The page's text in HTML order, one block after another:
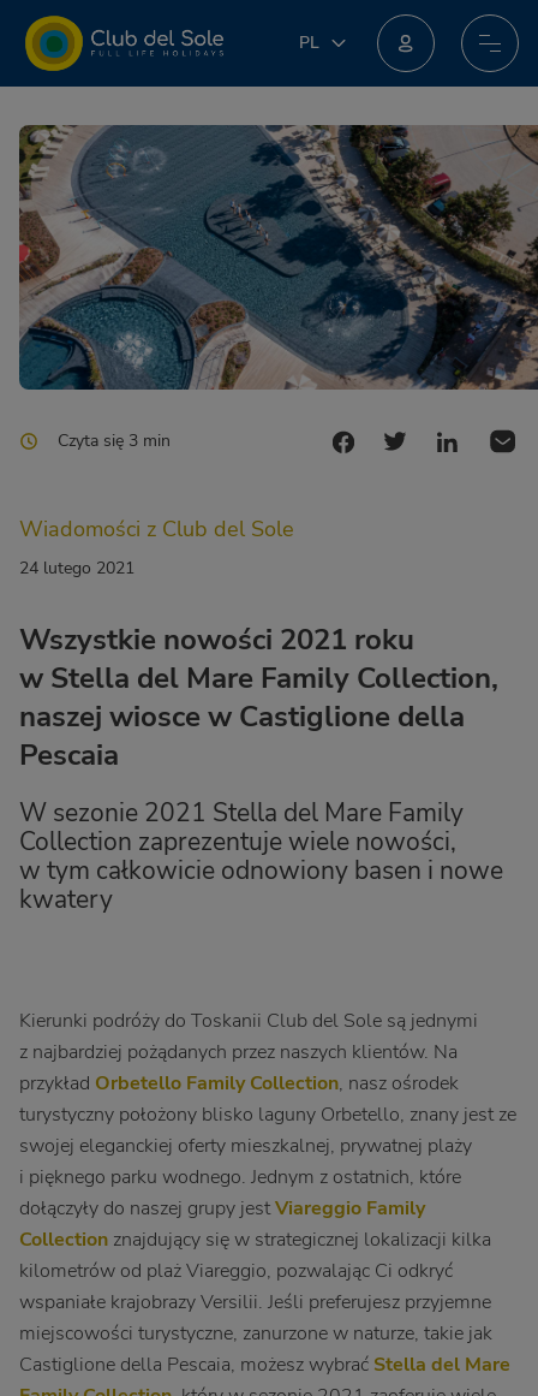
PL
DE
FR
NL
Czyta się 3 min
Wiadomości z Club del Sole
24 lutego 2021
Wszystkie nowości 2021 roku
w Stella del Mare Family Collection,
naszej wiosce w Castiglione della
Pescaia
W sezonie 2021 Stella del Mare Family
Collection zaprezentuje wiele nowości,
w tym całkowicie odnowiony basen i nowe
kwatery
Kierunki podróży do Toskanii Club del Sole są jednymi
z najbardziej pożądanych przez naszych klientów. Na
przykład Orbetello Family Collection, nasz ośrodek
turystyczny położony blisko laguny Orbetello, znany jest ze
swojej eleganckiej oferty mieszkalnej, prywatnej plaży
i pięknego parku wodnego. Jednym z ostatnich, które
dołączyły do naszej grupy jestViareggio Family
Collection znajdujący się w strategicznej lokalizacji kilka
kilometrów od plaż Viareggio, pozwalając Ci odkryć
wspaniałe krajobrazy Versilii. Jeśli preferujesz przyjemne
miejscowości turystyczne, zanurzone w naturze, takie jak
Castiglione della Pescaia, możesz wybrać Stella del Mare